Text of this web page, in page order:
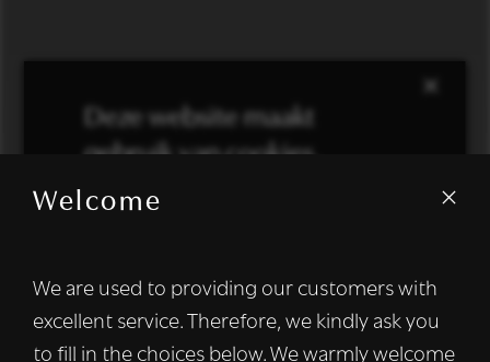
Welcome
We are used to providing our customers with
excellent service. Therefore, we kindly ask you
to fill in the choices below. We warmly welcome
×
Deze website maakt
gebruik van cookies.
We gebruiken cookies om inhoud en
informatie over uw gebruik van onze site
met onze advertentie- en analysepartners,
die deze kunnen combineren met andere